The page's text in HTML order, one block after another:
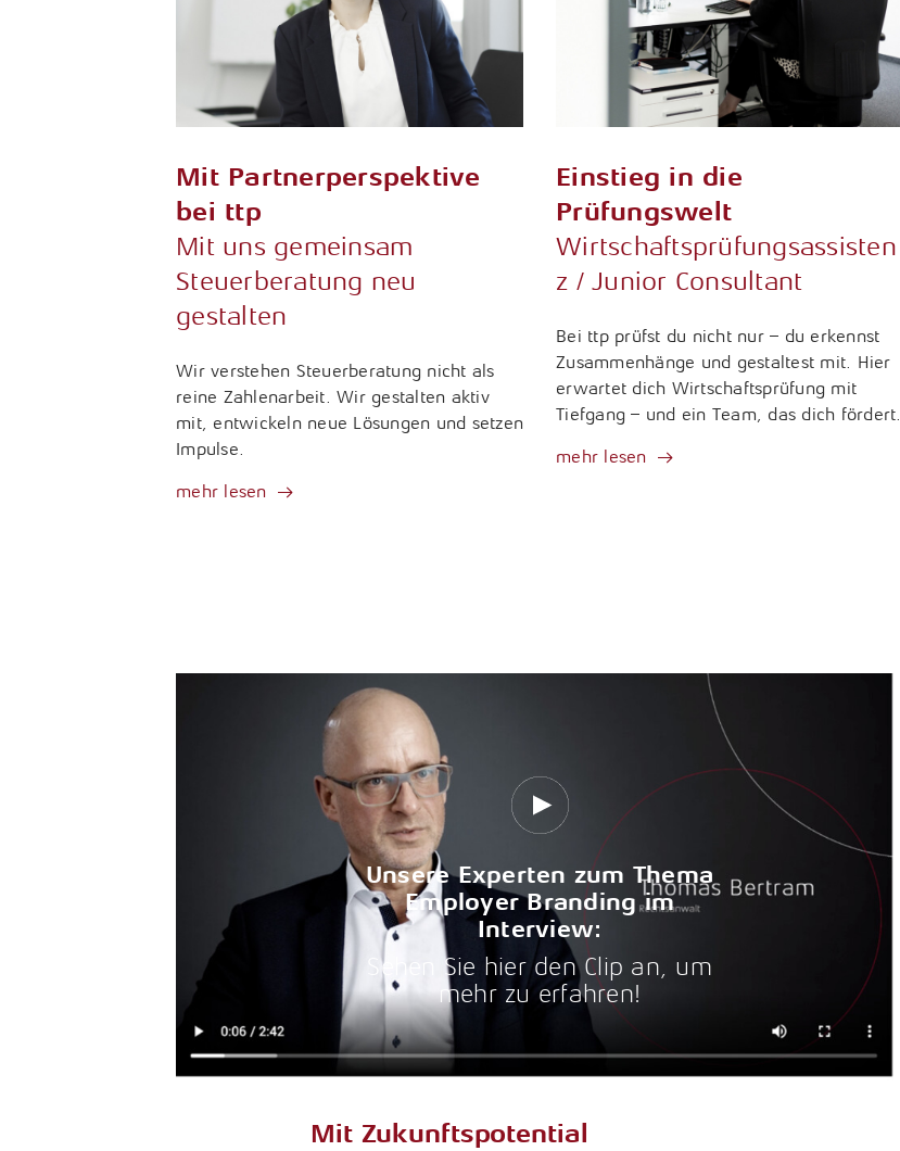
Mit Partnerperspektive
bei ttp
Mit uns gemeinsam
Steuerberatung neu
gestalten
Wir verstehen Steuerberatung nicht als
reine Zahlenarbeit. Wir gestalten aktiv
mit, entwickeln neue Lösungen und setzen
Impulse.
mehr lesen
Einstieg in die
Prüfungswelt
Wirtschaftsprüfungsassisten
z / Junior Consultant
Bei ttp prüfst du nicht nur – du erkennst
Zusammenhänge und gestaltest mit. Hier
erwartet dich Wirtschaftsprüfung mit
Tiefgang – und ein Team, das dich fördert.
mehr lesen
Unsere Experten zum Thema
Employer Branding im
Interview:
Sehen Sie hier den Clip an, um
mehr zu erfahren!
Mit Zukunftspotential